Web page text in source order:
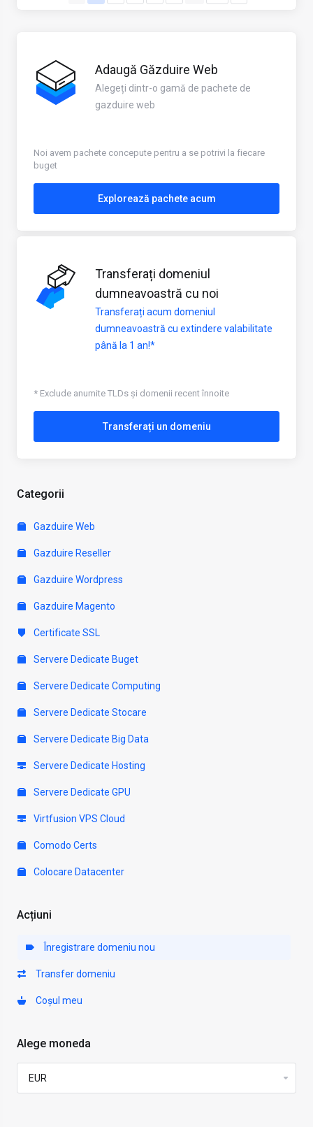
Categorii
Gazduire Web
Gazduire Reseller
Gazduire Wordpress
Gazduire Magento
Certificate SSL
Servere Dedicate Buget
Servere Dedicate Computing
Servere Dedicate Stocare
Servere Dedicate Big Data
Servere Dedicate Hosting
Servere Dedicate GPU
Virtfusion VPS Cloud
Comodo Certs
Colocare Datacenter
Acțiuni
Înregistrare domeniu nou
Transfer domeniu
Coșul meu
Alege moneda
Adaugă Găzduire Web
Alegeți dintr-o gamă de pachete de
gazduire web
Noi avem pachete concepute pentru a se potrivi la fiecare
buget
Explorează pachete acum
Transferați domeniul
dumneavoastră cu noi
Transferați acum domeniul
dumneavoastră cu extindere valabilitate
până la 1 an!*
* Exclude anumite TLDs și domenii recent înnoite
Transferați un domeniu